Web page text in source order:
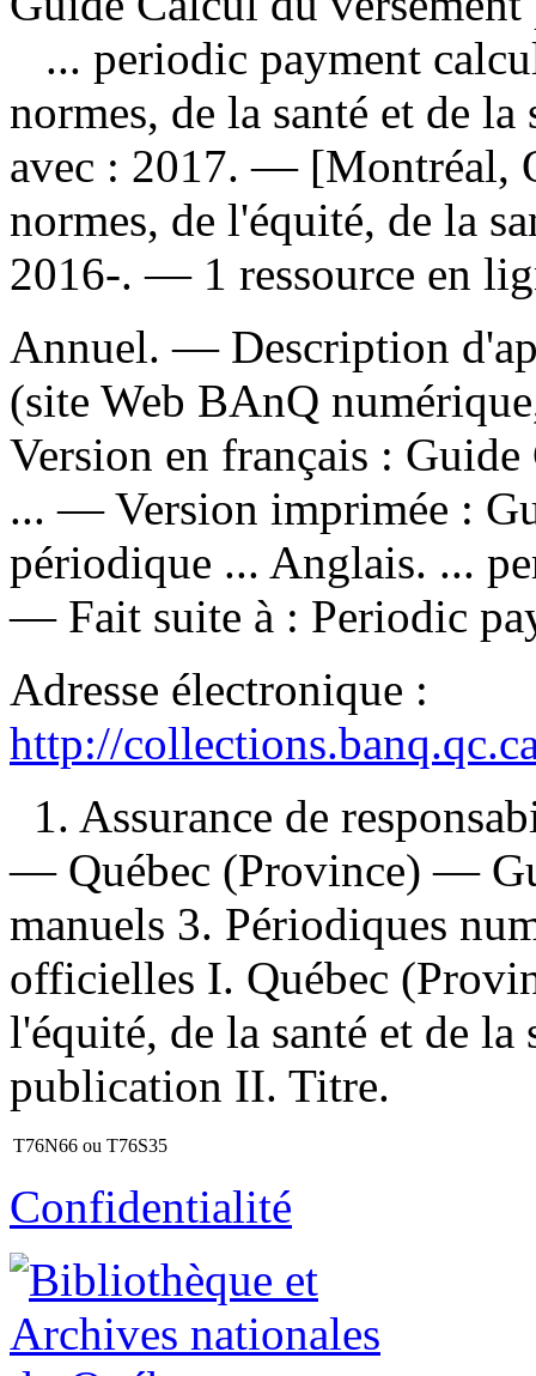
... periodic payment
normes, de la santé et de
avec : 2017. — [Montréal,
normes, de l'équité, de la
2016-. — 1 ressource en
Annuel. — Description
(site Web BAnQ
Version en français : Guide
... —Version imprimée :
périodique ... Anglais. ...
— Fait suite à : Periodic
Adresse électronique :
http://
1. Assurance de
— Québec (Province) —
manuels 3. Périodiques
officielles I. Québec
l'équité, de la santé et de
publication II. Titre.
T76N66 ou T76S35
Confidentialité